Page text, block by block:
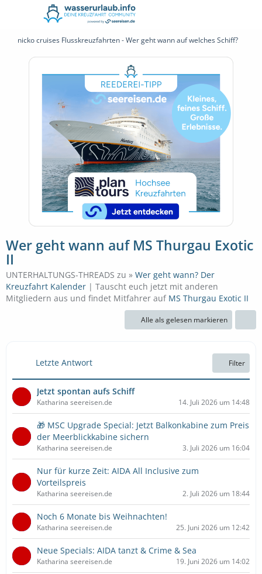
nicko cruises Flusskreuzfahrten - Wer geht wann auf welches Schiff?
Wer geht wann auf MS Thurgau Exotic
II
UNTERHALTUNGS-THREADS zu » Wer geht wann? Der
Kreuzfahrt Kalender | Tauscht euch jetzt mit anderen
Mitgliedern aus und findet Mitfahrer auf MS Thurgau Exotic II
Alle als gelesen markieren
Letzte Antwort Filter
Jetzt spontan aufs Schiff
Katharina seereisen.de 14. Juli 2026 um 14:48
🎁 MSC Upgrade Special: Jetzt Balkonkabine zum Preis
der Meerblickkabine sichern
Katharina seereisen.de 3. Juli 2026 um 16:04
Nur für kurze Zeit: AIDA All Inclusive zum
Vorteilspreis
Katharina seereisen.de 2. Juli 2026 um 18:44
Noch 6 Monate bis Weihnachten!
Katharina seereisen.de 25. Juni 2026 um 12:42
Neue Specials: AIDA tanzt & Crime & Sea
Katharina seereisen.de 19. Juni 2026 um 14:02